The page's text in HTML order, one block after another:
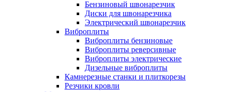
Бензиновый швонарезчик
Диски для швонарезчика
Электрический швонарезчик
Виброплиты
Виброплиты бензиновые
Виброплиты реверсивные
Виброплиты электрические
Дизельные виброплиты
Камнерезные станки и плиткорезы
Резчики кровли